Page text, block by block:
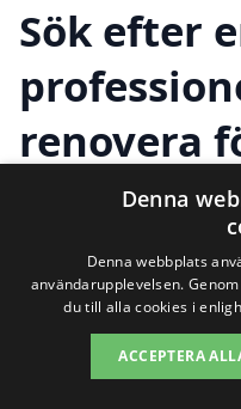
Sök efter
renovera
andra
Vartofta
Att renovera
en utmanande
Denna
Denna webbplats
användarupplevelsen.
du till alla cookies i
ACCEPTERA